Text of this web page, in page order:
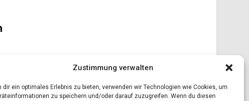
Zustimmung verwalten
dir ein optimales Erlebnis zu bieten, verwenden wir Technologien wie Cookies, um
zu speichern und/oder darauf zuzugreifen. Wenn du diesen